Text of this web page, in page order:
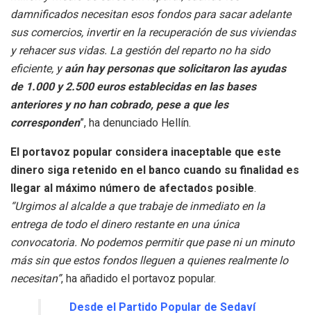
damnificados necesitan esos fondos para sacar adelante
sus comercios, invertir en la recuperación de sus viviendas
y rehacer sus vidas. La gestión del reparto no ha sido
eficiente, yaún hay personas que solicitaron las ayudas
de 1.000 y 2.500 euros establecidas en las bases
anteriores y no han cobrado, pese a que les
corresponden”, ha denunciado Hellín.
El portavoz popular considera inaceptable que este
dinero siga retenido en el banco cuando su finalidad es
llegar al máximo número de afectados posible.
“Urgimos al alcalde a que trabaje de inmediato en la
entrega de todo el dinero restante en una única
convocatoria. No podemos permitir que pase ni un minuto
más sin que estos fondos lleguen a quienes realmente lo
necesitan”, ha añadido el portavoz popular.
Desde el Partido Popular de Sedaví